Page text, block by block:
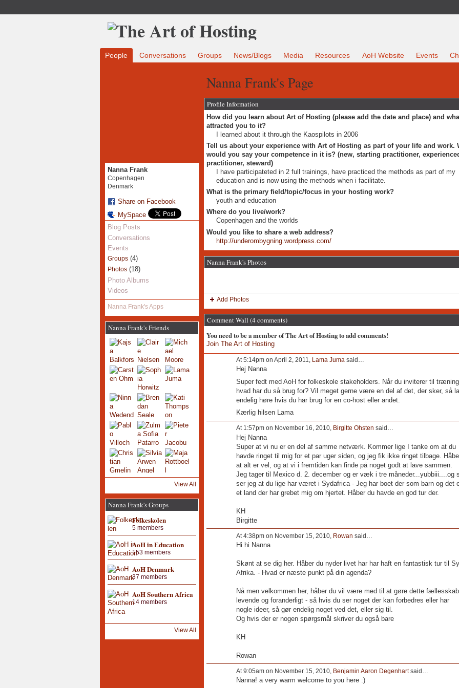
People Conversations Groups News/Blogs Media Resources AoH Website Events
Nanna Frank
Copenhagen
Denmark
Share on Facebook
MySpace
Blog Posts
Conversations
Events
Groups(4)
Photos(18)
Photo Albums
Videos
Nanna Frank's Apps
Nanna Frank's Friends
View All
Nanna Frank's Groups
Folkeskolen
5 members
AoH in Education
153 members
AoH Denmark
37 members
AoH Southern Africa
14 members
View All
Nanna Frank's Page
Profile Information
How did you learn about Art of Hosting (please add the date and place) and
attracted you to it?
I learned about it through the Kaospilots in 2006
Tell us about your experience with Art of Hosting as part of your life and work.
would you say your competence in it is? (new, starting practitioner,
practitioner, steward)
I have participateted in 2 full trainings, have practiced the methods as part of my
education and is now using the methods when i facilitate.
What is the primary field/topic/focus in your hosting work?
youth and education
Where do you live/work?
Copenhagen and the worlds
Would you like to share a web address?
http://underombygning.wordpress.com/
Nanna Frank's Photos
Add Photos
Comment Wall (4 comments)
You need to be a member of The Art of Hosting to add comments!
Join The Art of Hosting
At 5:14pm on April 2, 2011, Lama Jumasaid…
Hej Nanna
Super fedt med AoH for folkeskole stakeholders. Når du inviterer til træning,
hvad har du så brug for? Vil meget gerne være en del af det, der sker, så
endelig høre hvis du har brug for en co-host eller andet.
Kærlig hilsen Lama
At 1:57pm on November 16, 2010, Birgitte Ohsten said…
Hej Nanna
Super at vi nu er en del af samme netværk. Kommer lige I tanke om at du
havde ringet til mig for et par uger siden, og jeg fik ikke ringet tilbage.
at alt er vel, og at vi i fremtiden kan finde på noget godt at lave sammen.
Jeg tager til Mexico d. 2. december og er væk i tre måneder...yubbiii....og
ser jeg at du lige har været i Sydafrica - Jeg har boet der som barn og det
et land der har grebet mig om hjertet. Håber du havde en god tur der.
KH
Birgitte
At 4:38pm on November 15, 2010, Rowan said…
Hi hi Nanna
Skønt at se dig her. Håber du nyder livet har har haft en fantastisk tur til
Afrika. - Hvad er næste punkt på din agenda?
Nå men velkommen her, håber du vil være med til at gøre dette fællesskab
levende og foranderligt - så hvis du ser noget der kan forbedres eller har
nogle ideer, så gør endelig noget ved det, eller sig til.
Og hvis der er nogen spørgsmål skriver du også bare
KH
Rowan
At 9:05am on November 15, 2010, Benjamin Aaron Degenhartsaid…
Nanna! a very warm welcome to you here :)